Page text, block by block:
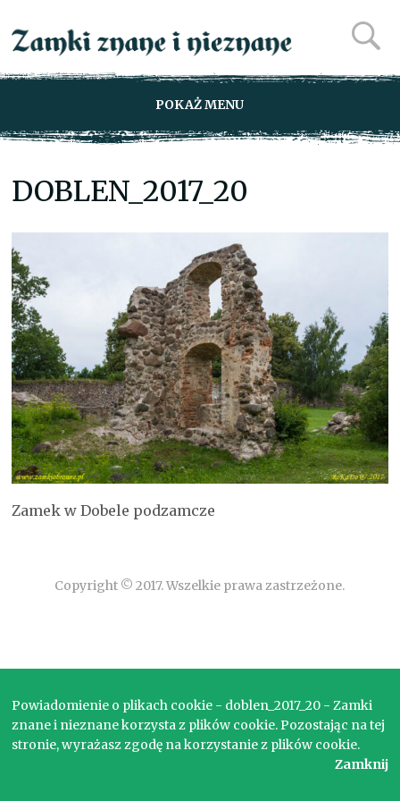
POKAŻ MENU
DOBLEN_2017_20
Zamek w Dobele podzamcze
Copyright © 2017. Wszelkie prawa zastrzeżone.
Powiadomienie o plikach cookie - doblen_2017_20 - Zamki
znane i nieznane korzysta z plików cookie. Pozostając na tej
stronie, wyrażasz zgodę na korzystanie z plików cookie.
Zamknij